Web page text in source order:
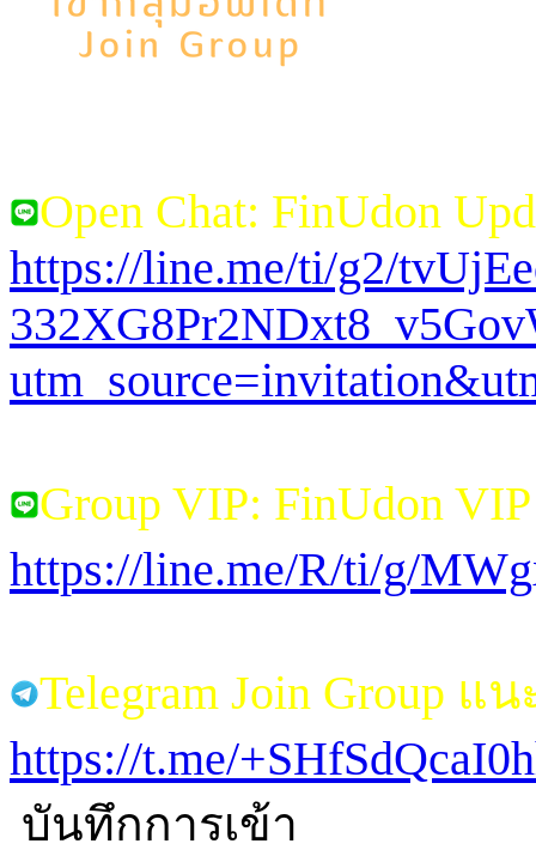
Open Chat: FinUdon
https://line.me/ti/g2/
Group VIP: FinUdon
https://line.me/R/ti/g/
Telegram Join Group แ
https://t.me/
บันทึกการเข้า